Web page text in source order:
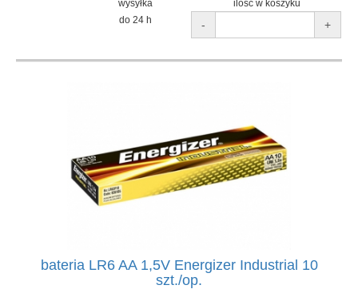
wysyłka
ilość w koszyku
do 24 h
- +
bateria LR6 AA 1,5V Energizer Industrial 10
szt./op.